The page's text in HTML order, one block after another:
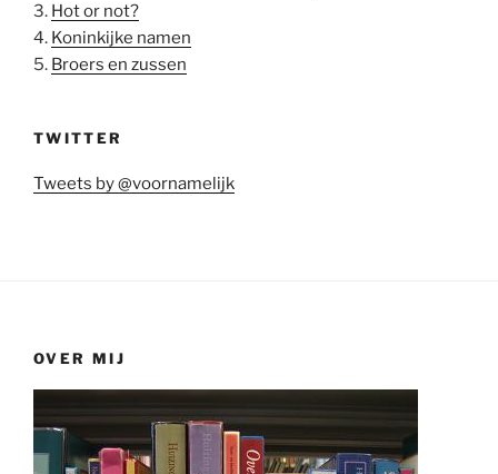
3. Hot or not?
4. Koninkijke namen
5. Broers en zussen
TWITTER
Tweets by @voornamelijk
OVER MIJ